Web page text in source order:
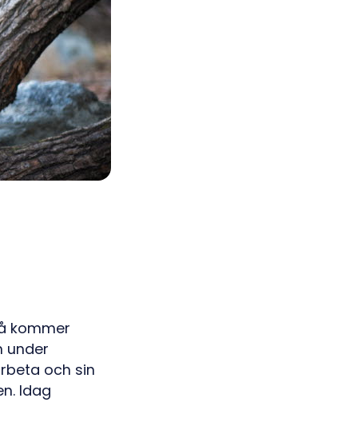
kommer
under
och sin
Idag